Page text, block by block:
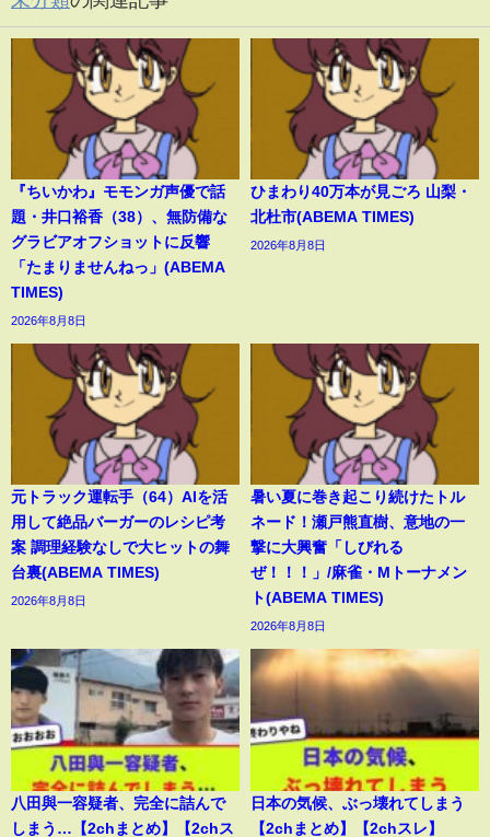
『ちいかわ』モモンガ声優で話
題・井口裕香（38）、無防備な
グラビアオフショットに反響
「たまりませんねっ」(ABEMA
TIMES)
2026年8月8日
ひまわり40万本が見ごろ 山梨・
北杜市(ABEMA TIMES)
2026年8月8日
元トラック運転手（64）AIを活
用して絶品バーガーのレシピ考
案 調理経験なしで大ヒットの舞
台裏(ABEMA TIMES)
2026年8月8日
暑い夏に巻き起こり続けたトル
ネード！瀬戸熊直樹、意地の一
撃に大興奮「しびれる
ぜ！！！」/麻雀・Mトーナメン
ト(ABEMA TIMES)
2026年8月8日
八田與一容疑者、完全に詰んで
しまう…【2chまとめ】【2chス
日本の気候、ぶっ壊れてしまう
【2chまとめ】【2chスレ】